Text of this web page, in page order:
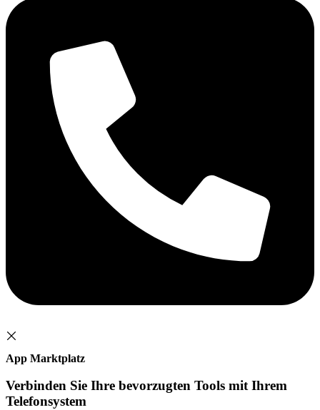
App Marktplatz
Verbinden Sie Ihre bevorzugten Tools mit Ihrem
Telefonsystem